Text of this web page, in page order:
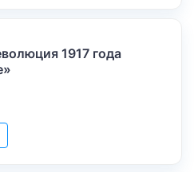
1917 года